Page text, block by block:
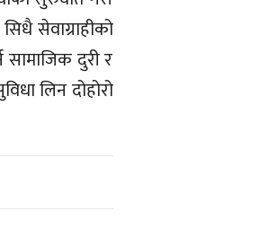
सेवाग्राहीको
सामाजिक दुरी र
लिन दोहोरो